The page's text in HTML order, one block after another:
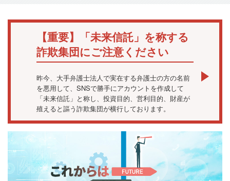
【重要】「未来信託」を称する
詐欺集団にご注意ください
昨今、大手弁護士法人で実在する弁護士の方の名前
を悪用して、SNSで勝手にアカウントを作成して
「未来信託」と称し、投資目的、営利目的、財産が
殖えると謳う詐欺集団が横行しております。